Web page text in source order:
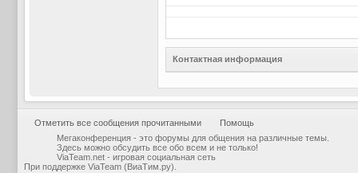
Контактная информация
Отметить все сообщения прочитанными
Помощь
Мегаконференция - это форумы для общения на различные темы.
Здесь можно обсудить все обо всем и не только!
ViaTeam.net - игровая социальная сеть
При поддержке ViaTeam (ВиаТим.ру)